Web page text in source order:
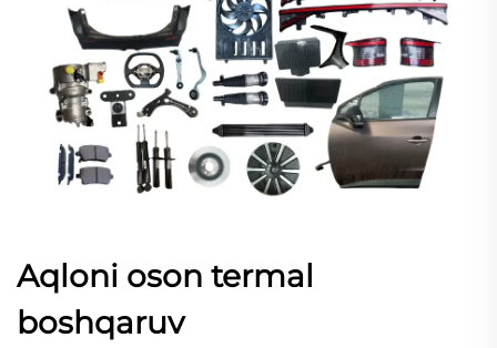
Aqloni oson termal
boshqaruv